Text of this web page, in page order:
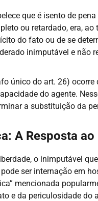
que é isento de
ou retardado, era,
do fato ou de se
inimputável e não
único do art. 26)
do agente.
a substituição da
A Resposta
o inimputável
ser internação em
mencionada
e da periculosidade do